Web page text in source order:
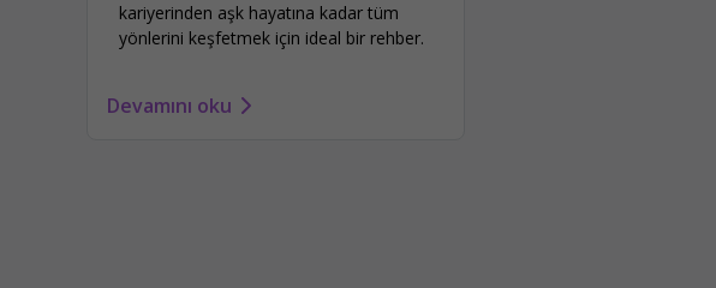
kariyerinden aşk hayatına kadar tüm
yönlerini keşfetmek için ideal bir rehber.
Devamını oku